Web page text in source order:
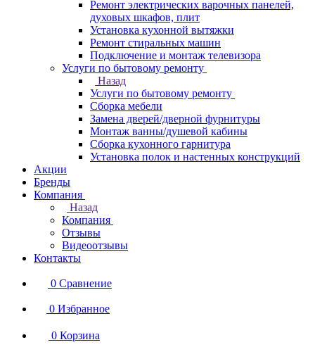
Ремонт электрических варочных панелей,
духовых шкафов, плит
Установка кухонной вытяжки
Ремонт стиральных машин
Подключение и монтаж телевизора
Услуги по бытовому ремонту
Назад
Услуги по бытовому ремонту
Сборка мебели
Замена дверей/дверной фурнитуры
Монтаж ванны/душевой кабины
Сборка кухонного гарнитура
Установка полок и настенных конструкций
Акции
Бренды
Компания
Назад
Компания
Отзывы
Видеоотзывы
Контакты
0 Сравнение
0 Избранное
0 Корзина